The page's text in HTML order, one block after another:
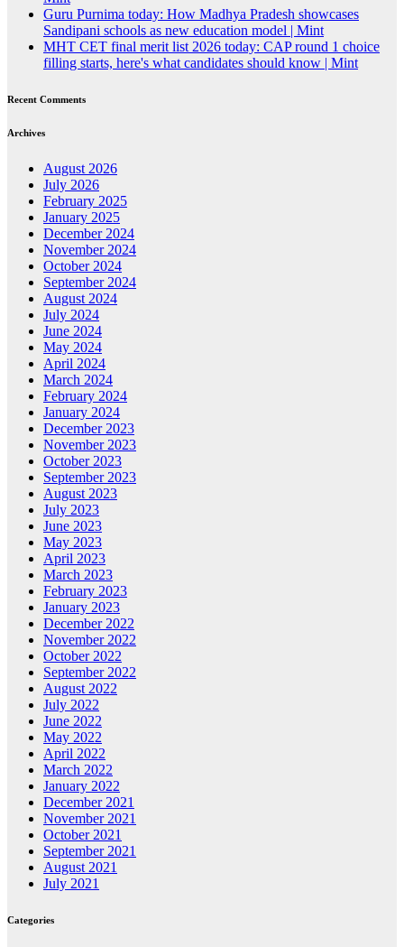
Guru Purnima today: How Madhya Pradesh showcases
Sandipani schools as new education model | Mint
MHT CET final merit list 2026 today: CAP round 1 choice
filling starts, here's what candidates should know | Mint
Recent Comments
Archives
August 2026
July 2026
February 2025
January 2025
December 2024
November 2024
October 2024
September 2024
August 2024
July 2024
June 2024
May 2024
April 2024
March 2024
February 2024
January 2024
December 2023
November 2023
October 2023
September 2023
August 2023
July 2023
June 2023
May 2023
April 2023
March 2023
February 2023
January 2023
December 2022
November 2022
October 2022
September 2022
August 2022
July 2022
June 2022
May 2022
April 2022
March 2022
January 2022
December 2021
November 2021
October 2021
September 2021
August 2021
July 2021
Categories